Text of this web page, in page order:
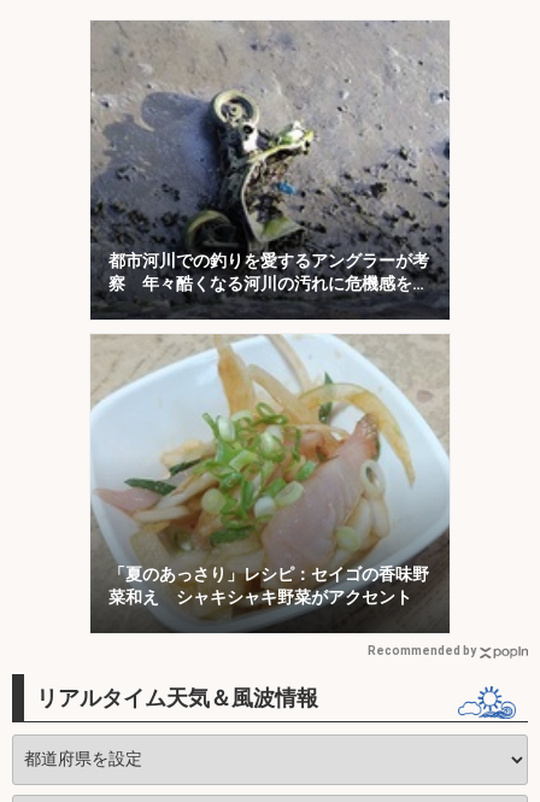
都市河川での釣りを愛するアングラーが考
察 年々酷くなる河川の汚れに危機感を持
とう
「夏のあっさり」レシピ：セイゴの香味野
菜和え シャキシャキ野菜がアクセント
Recommended by
リアルタイム天気＆風波情報